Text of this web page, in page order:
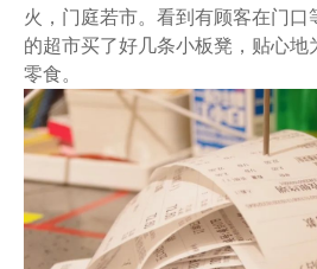
火，门庭若市。看到有顾客在门口
的超市买了好几条小板凳，贴心地
零食。